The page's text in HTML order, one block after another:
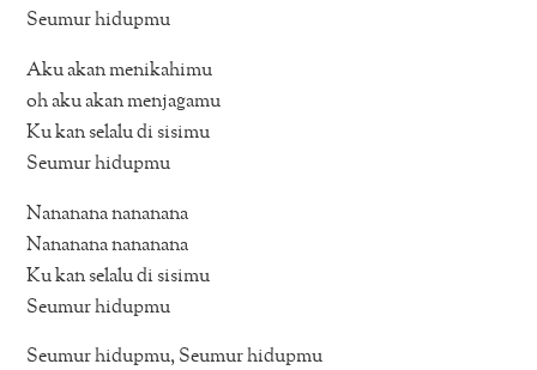
Seumur hidupmu
Aku akan menikahimu
oh aku akan menjagamu
Ku kan selalu di sisimu
Seumur hidupmu
Nananana nananana
Nananana nananana
Ku kan selalu di sisimu
Seumur hidupmu
Seumur hidupmu, Seumur hidupmu